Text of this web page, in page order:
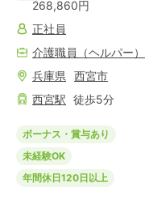
268,860円
正社員
介護職員（ヘルパー）
兵庫県
西宮市
西宮駅 徒歩5分
ボーナス・賞与あり
未経験OK
年間休日120日以上